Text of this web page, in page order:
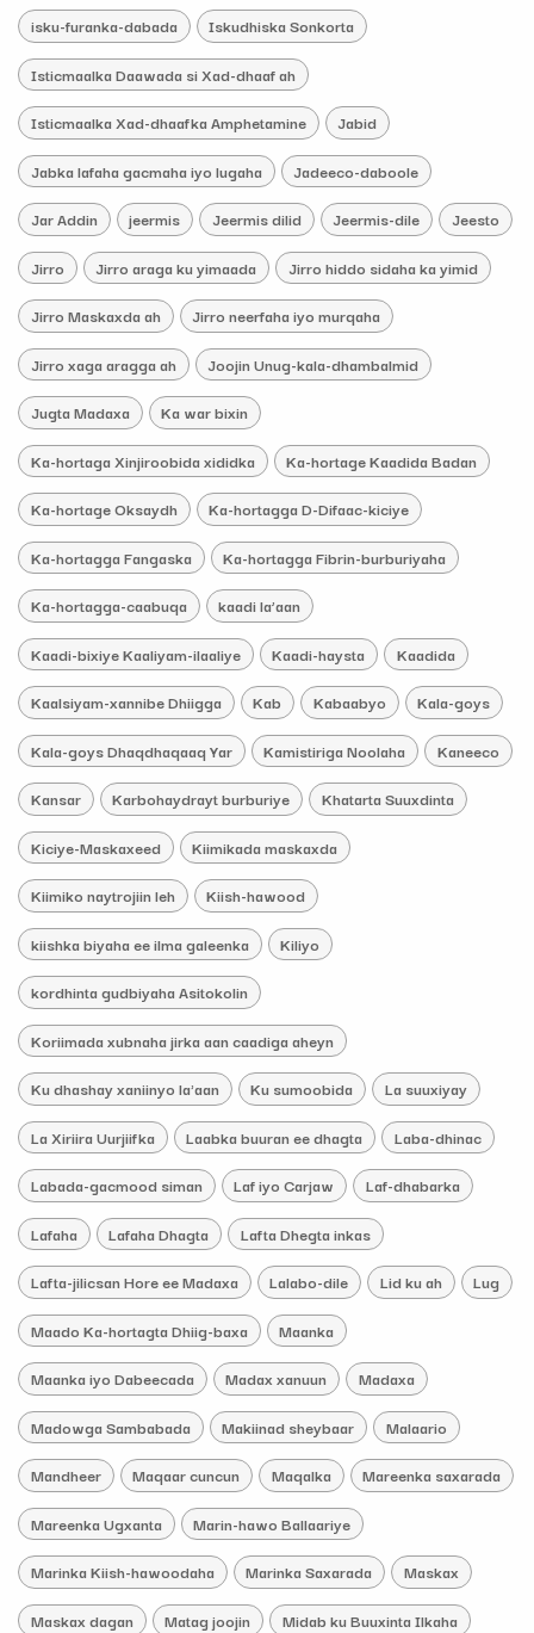
isku-furanka-dabada Iskudhiska Sonkorta
Isticmaalka Daawada si Xad-dhaaf ah
Isticmaalka Xad-dhaafka Amphetamine Jabid
Jabka lafaha gacmaha iyo lugaha Jadeeco-daboole
Jar Addin jeermis Jeermis dilid Jeermis-dile Jeesto
Jirro Jirro araga ku yimaada Jirro hiddo sidaha ka yimid
Jirro Maskaxda ah Jirro neerfaha iyo murqaha
Jirro xaga aragga ah Joojin Unug-kala-dhambalmid
Jugta Madaxa Ka war bixin
Ka-hortaga Xinjiroobida xididka Ka-hortage Kaadida Badan
Ka-hortage Oksaydh Ka-hortagga D-Difaac-kiciye
Ka-hortagga Fangaska Ka-hortagga Fibrin-burburiyaha
Ka-hortagga-caabuqa kaadi la’aan
Kaadi-bixiye Kaaliyam-ilaaliye Kaadi-haysta Kaadida
Kaalsiyam-xannibe Dhiigga Kab Kabaabyo Kala-goys
Kala-goys Dhaqdhaqaaq Yar Kamistiriga Noolaha Kaneeco
Kansar Karbohaydrayt burburiye Khatarta Suuxdinta
Kiciye-Maskaxeed Kiimikada maskaxda
Kiimiko naytrojiin leh Kiish-hawood
kiishka biyaha ee ilma galeenka Kiliyo
kordhinta gudbiyaha Asitokolin
Koriimada xubnaha jirka aan caadiga aheyn
Ku dhashay xaniinyo la'aan Ku sumoobida La suuxiyay
La Xiriira Uurjiifka Laabka buuran ee dhagta Laba-dhinac
Labada-gacmood siman Laf iyo Carjaw Laf-dhabarka
Lafaha Lafaha Dhagta Lafta Dhegta inkas
Lafta-jilicsan Hore ee Madaxa Lalabo-dile Lid ku ah Lug
Maado Ka-hortagta Dhiig-baxa Maanka
Maanka iyo Dabeecada Madax xanuun Madaxa
Madowga Sambabada Makiinad sheybaar Malaario
Mandheer Maqaar cuncun Maqalka Mareenka saxarada
Mareenka Ugxanta Marin-hawo Ballaariye
Marinka Kiish-hawoodaha Marinka Saxarada Maskax
Maskax dagan Matag joojin Midab ku Buuxinta Ilkaha